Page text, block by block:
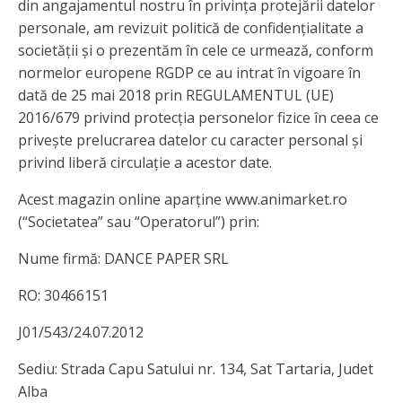
din angajamentul nostru în privința protejării datelor
personale, am revizuit politică de confidențialitate a
societății și o prezentăm în cele ce urmează, conform
normelor europene RGDP ce au intrat în vigoare în
dată de 25 mai 2018 prin REGULAMENTUL (UE)
2016/679 privind protecția personelor fizice în ceea ce
privește prelucrarea datelor cu caracter personal și
privind liberă circulație a acestor date.
Acest magazin online aparține www.animarket.ro
(“Societatea” sau “Operatorul”) prin:
Nume firmă: DANCE PAPER SRL
RO: 30466151
J01/543/24.07.2012
Sediu: Strada Capu Satului nr. 134, Sat Tartaria, Judet
Alba